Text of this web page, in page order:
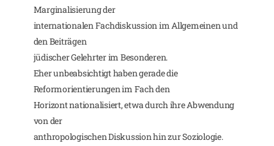
Marginalisierung der
internationalen Fachdiskussion im Allgemeinen und
den Beiträgen
jüdischer Gelehrter im Besonderen.
Eher unbeabsichtigt haben gerade die
Reformorientierungen im Fach den
Horizont nationalisiert, etwa durch ihre Abwendung
von der
anthropologischen Diskussion hin zur Soziologie.